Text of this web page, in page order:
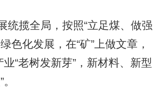
揽全局，按照“立足煤、做强
色化发展，在“矿”上做文章，
“老树发新芽”，新材料、新型